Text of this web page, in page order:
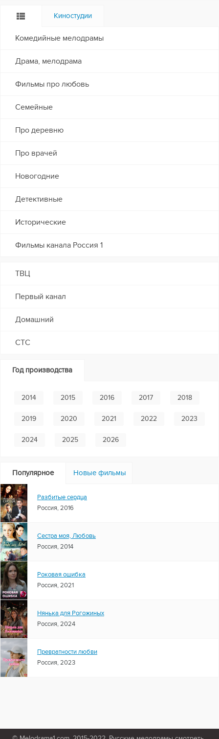
Киностудии
Комедийные мелодрамы
Драма, мелодрама
Фильмы про любовь
Семейные
Про деревню
Про врачей
Новогодние
Детективные
Исторические
Фильмы канала Россия 1
ТВЦ
Первый канал
Домашний
СТС
Год производства
2014 2015 2016 2017 2018
2019 2020 2021 2022 2023
2024 2025 2026
Популярное Новые фильмы
Разбитые сердца
Россия, 2016
Сестра моя, Любовь
Россия, 2014
Роковая ошибка
Россия, 2021
Нянька для Рогожиных
Россия, 2024
Превратности любви
Россия, 2023